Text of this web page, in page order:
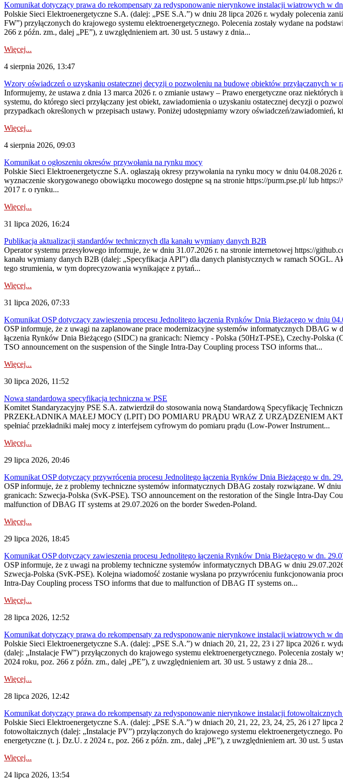
Komunikat dotyczący prawa do rekompensaty za redysponowanie nierynkowe instalacji wiatrowych w
Polskie Sieci Elektroenergetyczne S.A. (dalej: „PSE S.A.”) w dniu 28 lipca 2026 r. wydały polecenia
FW”) przyłączonych do krajowego systemu elektroenergetycznego. Polecenia zostały wydane na
266 z późn. zm., dalej „PE”), z uwzględnieniem art. 30 ust. 5 ustawy z dnia...
Więcej...
4 sierpnia 2026, 13:47
Wzory oświadczeń o uzyskaniu ostatecznej decyzji o pozwoleniu na budowę obiektów przyłączanych w
Informujemy, że ustawa z dnia 13 marca 2026 r. o zmianie ustawy – Prawo energetyczne oraz
systemu, do którego sieci przyłączany jest obiekt, zawiadomienia o uzyskaniu ostatecznej decyzji o
przypadkach określonych w przepisach ustawy. Poniżej udostępniamy wzory oświadczeń/zawiadomień,
Więcej...
4 sierpnia 2026, 09:03
Komunikat o ogłoszeniu okresów przywołania na rynku mocy
Polskie Sieci Elektroenergetyczne S.A. ogłaszają okresy przywołania na rynku mocy w dniu
wyznaczenie skorygowanego obowiązku mocowego dostępne są na stronie https://purm.pse.pl/ lub
2017 r. o rynku...
Więcej...
31 lipca 2026, 16:24
Publikacja aktualizacji standardów technicznych dla kanału wymiany danych B2B
Operator systemu przesyłowego informuje, że w dniu 31.07.2026 r. na stronie internetowej https://
kanału wymiany danych B2B (dalej: „Specyfikacja API”) dla danych planistycznych w ramach SOGL.
tego strumienia, w tym doprecyzowania wynikające z pytań...
Więcej...
31 lipca 2026, 07:33
Komunikat OSP dotyczący zawieszenia procesu Jednolitego łączenia Rynków Dnia Bieżącego w dniu
OSP informuje, że z uwagi na zaplanowane prace modernizacyjne systemów informatycznych DBAG
łączenia Rynków Dnia Bieżącego (SIDC) na granicach: Niemcy - Polska (50HzT-PSE), Czechy-
TSO announcement on the suspension of the Single Intra-Day Coupling process TSO informs that...
Więcej...
30 lipca 2026, 11:52
Nowa standardowa specyfikacja techniczna w PSE
Komitet Standaryzacyjny PSE S.A. zatwierdził do stosowania nową Standardową Specyfikację
PRZEKŁADNIKA MAŁEJ MOCY (LPIT) DO POMIARU PRĄDU WRAZ Z URZĄDZENIEM
spełniać przekładniki małej mocy z interfejsem cyfrowym do pomiaru prądu (Low-Power Instrument...
Więcej...
29 lipca 2026, 20:46
Komunikat OSP dotyczący przywrócenia procesu Jednolitego łączenia Rynków Dnia Bieżącego w dn.
OSP informuje, że z problemy techniczne systemów informatycznych DBAG zostały rozwiązane. W
granicach: Szwecja-Polska (SvK-PSE). TSO announcement on the restoration of the Single Intra-Day
malfunction of DBAG IT systems at 29.07.2026 on the border Sweden-Poland.
Więcej...
29 lipca 2026, 18:45
Komunikat OSP dotyczący zawieszenia procesu Jednolitego łączenia Rynków Dnia Bieżącego w dn.
OSP informuje, że z uwagi na problemy techniczne systemów informatycznych DBAG w dniu
Szwecja-Polska (SvK-PSE). Kolejna wiadomość zostanie wysłana po przywróceniu funkcjonowania
Intra-Day Coupling process TSO informs that due to malfunction of DBAG IT systems on...
Więcej...
28 lipca 2026, 12:52
Komunikat dotyczący prawa do rekompensaty za redysponowanie nierynkowe instalacji wiatrowych w
Polskie Sieci Elektroenergetyczne S.A. (dalej: „PSE S.A.”) w dniach 20, 21, 22, 23 i 27 lipca 2026 r.
(dalej: „Instalacje FW”) przyłączonych do krajowego systemu elektroenergetycznego. Polecenia
2024 roku, poz. 266 z późn. zm., dalej „PE”), z uwzględnieniem art. 30 ust. 5 ustawy z dnia 28...
Więcej...
28 lipca 2026, 12:42
Komunikat dotyczący prawa do rekompensaty za redysponowanie nierynkowe instalacji
Polskie Sieci Elektroenergetyczne S.A. (dalej: „PSE S.A.”) w dniach 20, 21, 22, 23, 24, 25, 26 i 27
fotowoltaicznych (dalej: „Instalacje PV”) przyłączonych do krajowego systemu elektroenergetycznego.
energetyczne (t. j. Dz.U. z 2024 r., poz. 266 z późn. zm., dalej „PE”), z uwzględnieniem art. 30 ust. 5
Więcej...
24 lipca 2026, 13:54